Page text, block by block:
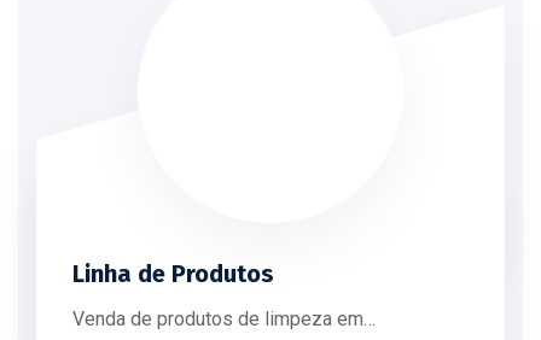
Linha de Produtos
Venda de produtos de limpeza em…